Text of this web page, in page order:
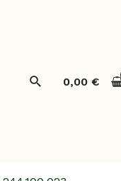
Paieška0,00 €